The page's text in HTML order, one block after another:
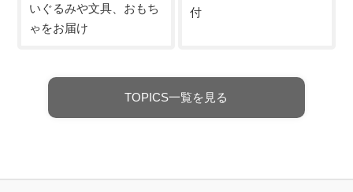
いぐるみや文具、おもち
ゃをお届け
付
TOPICS一覧を見る